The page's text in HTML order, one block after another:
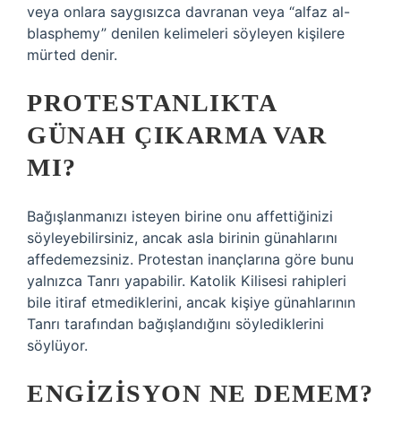
veya onlara saygısızca davranan veya “alfaz al-
blasphemy” denilen kelimeleri söyleyen kişilere
mürted denir.
PROTESTANLIKTA
GÜNAH ÇIKARMA VAR
MI?
Bağışlanmanızı isteyen birine onu affettiğinizi
söyleyebilirsiniz, ancak asla birinin günahlarını
affedemezsiniz. Protestan inançlarına göre bunu
yalnızca Tanrı yapabilir. Katolik Kilisesi rahipleri
bile itiraf etmediklerini, ancak kişiye günahlarının
Tanrı tarafından bağışlandığını söylediklerini
söylüyor.
ENGIZISYON NE DEMEM?